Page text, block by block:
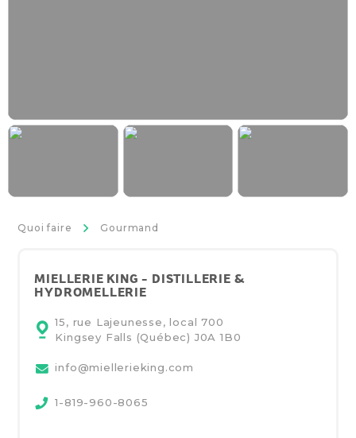
Quoi faire >
Gourmand
MIELLERIE KING - DISTILLERIE &
HYDROMELLERIE
15, rue Lajeunesse, local 700
Kingsey Falls (Québec) J0A 1B0
info@miellerieking.com
1-819-960-8065